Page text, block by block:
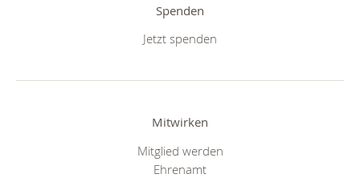
Spenden
Jetzt spenden
Mitwirken
Mitglied werden
Ehrenamt